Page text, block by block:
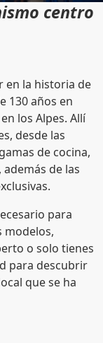
centro
en la historia de
130 años en
los Alpes. Allí
desde las
de cocina,
de las
para
modelos,
o solo tienes
para descubrir
que se ha